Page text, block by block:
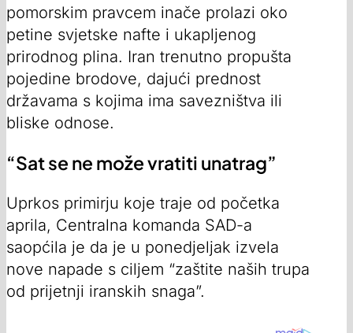
pomorskim pravcem inače prolazi oko
petine svjetske nafte i ukapljenog
prirodnog plina. Iran trenutno propušta
pojedine brodove, dajući prednost
državama s kojima ima savezništva ili
bliske odnose.
“Sat se ne može vratiti unatrag”
Uprkos primirju koje traje od početka
aprila, Centralna komanda SAD-a
saopćila je da je u ponedjeljak izvela
nove napade s ciljem “zaštite naših trupa
od prijetnji iranskih snaga”.